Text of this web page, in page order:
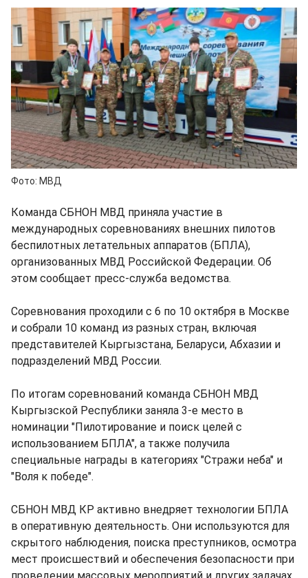
Фото: МВД
Команда СБНОН МВД приняла участие в
международных соревнованиях внешних пилотов
беспилотных летательных аппаратов (БПЛА),
организованных МВД Российской Федерации. Об
этом сообщает пресс-служба ведомства.
Соревнования проходили с 6 по 10 октября в Москве
и собрали 10 команд из разных стран, включая
представителей Кыргызстана, Беларуси, Абхазии и
подразделений МВД России.
По итогам соревнований команда СБНОН МВД
Кыргызской Республики заняла 3-е место в
номинации "Пилотирование и поиск целей с
использованием БПЛА", а также получила
специальные награды в категориях "Стражи неба" и
"Воля к победе".
СБНОН МВД КР активно внедряет технологии БПЛА
в оперативную деятельность. Они используются для
скрытого наблюдения, поиска преступников, осмотра
мест происшествий и обеспечения безопасности при